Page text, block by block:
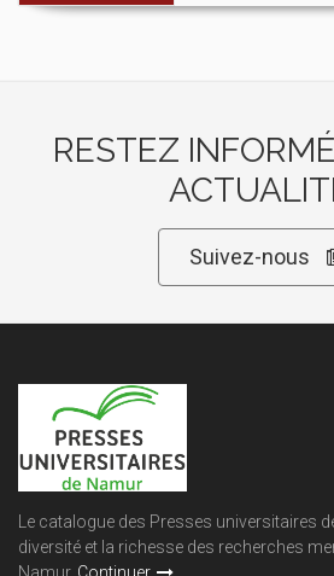
RESTEZ
Suivez-nous
Le catalogue des Presses universitaires
diversité et la richesse des recherches